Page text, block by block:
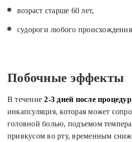
возраст старше 60 лет,
судороги любого
Побочные эффекты
В течение2-3 дней после
инкапсуляция, которая может
головной болью, подъемом
привкусом во рту, временным